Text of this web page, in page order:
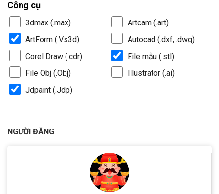
Công cụ
3dmax (.max)
Artcam (.art)
ArtForm (.Vs3d)
Autocad (.dxf, .dwg)
Corel Draw (.cdr)
File mẫu (.stl)
File Obj (.Obj)
Illustrator (.ai)
Jdpaint (.Jdp)
NGƯỜI ĐĂNG